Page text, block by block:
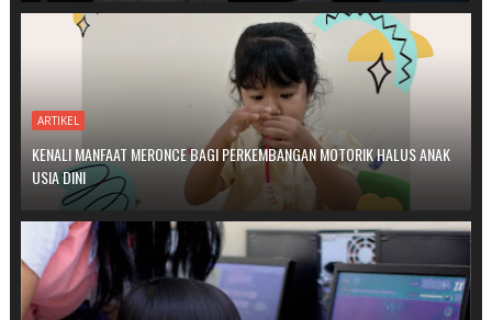
ARTIKEL
KENALI MANFAAT MERONCE BAGI PERKEMBANGAN MOTORIK HALUS ANAK
USIA DINI